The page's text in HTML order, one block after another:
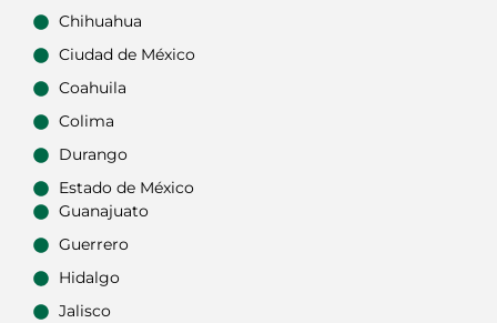
Chihuahua
Ciudad de México
Coahuila
Colima
Durango
Estado de México
Guanajuato
Guerrero
Hidalgo
Jalisco